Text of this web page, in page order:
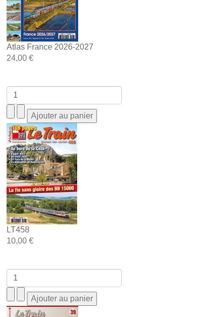
Atlas France 2026-2027
24,00 €
LT458
10,00 €